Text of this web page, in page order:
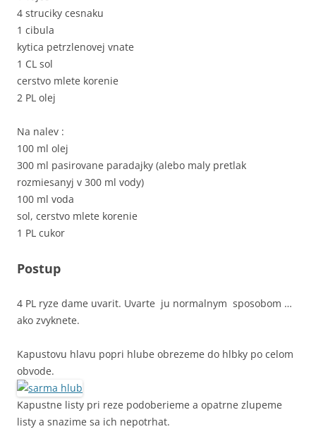
4 struciky cesnaku
1 cibula
kytica petrzlenovej vnate
1 CL sol
cerstvo mlete korenie
2 PL olej
Na nalev :
100 ml olej
300 ml pasirovane paradajky (alebo maly pretlak
rozmiesanyj v 300 ml vody)
100 ml voda
sol, cerstvo mlete korenie
1 PL cukor
Postup
4 PL ryze dame uvarit. Uvarte ju normalnym sposobom …
ako zvyknete.
Kapustovu hlavu popri hlube obrezeme do hlbky po celom
obvode.
Kapustne listy pri reze podoberieme a opatrne zlupeme
listy a snazime sa ich nepotrhat.